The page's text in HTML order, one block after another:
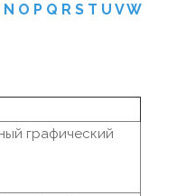
N O P Q R S T U VW
графический